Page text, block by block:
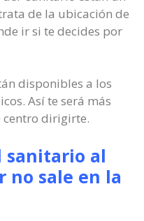
de la ubicación de
ir si te decides por
disponibles a los
Así te será más
centro dirigirte.
sanitario al
no sale en la